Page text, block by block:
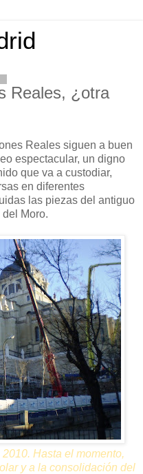
Reales, ¿otra
Reales siguen a buen
espectacular, un digno
que va a custodiar,
en diferentes
las piezas del antiguo
Moro.
Hasta el momento,
y a la consolidación del